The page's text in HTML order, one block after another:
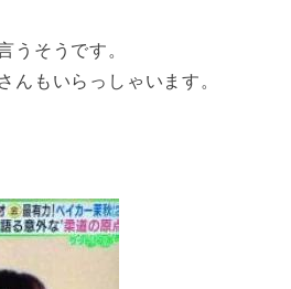
うそうです。
んもいらっしゃいます。